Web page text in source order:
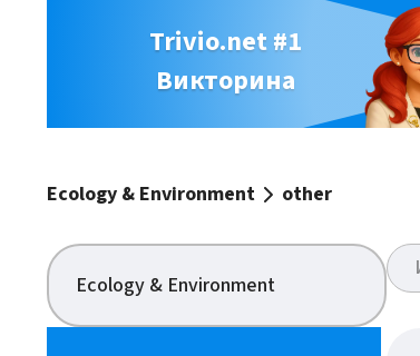
Trivio.net #1
Викторина
Ecology & Environment other
Ecology & Environment